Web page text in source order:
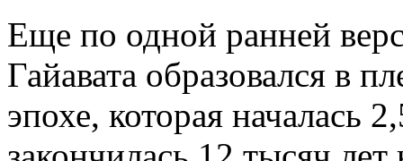
Еще по одной ранней
Гайавата образовался в
эпохе, которая началась